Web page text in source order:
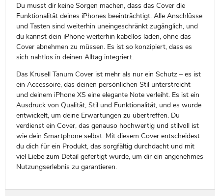
Du musst dir keine Sorgen machen, dass das Cover die
Funktionalität deines iPhones beeinträchtigt. Alle Anschlüsse
und Tasten sind weiterhin uneingeschränkt zugänglich, und
du kannst dein iPhone weiterhin kabellos laden, ohne das
Cover abnehmen zu müssen. Es ist so konzipiert, dass es
sich nahtlos in deinen Alltag integriert.
Das Krusell Tanum Cover ist mehr als nur ein Schutz – es ist
ein Accessoire, das deinen persönlichen Stil unterstreicht
und deinem iPhone XS eine elegante Note verleiht. Es ist ein
Ausdruck von Qualität, Stil und Funktionalität, und es wurde
entwickelt, um deine Erwartungen zu übertreffen. Du
verdienst ein Cover, das genauso hochwertig und stilvoll ist
wie dein Smartphone selbst. Mit diesem Cover entscheidest
du dich für ein Produkt, das sorgfältig durchdacht und mit
viel Liebe zum Detail gefertigt wurde, um dir ein angenehmes
Nutzungserlebnis zu garantieren.